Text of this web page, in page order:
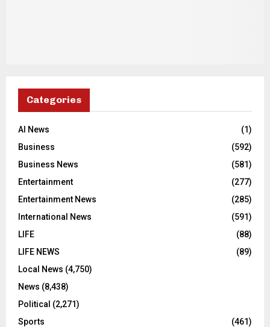
Categories
AI News
(1)
Business
(592)
Business News
(581)
Entertainment
(277)
Entertainment News
(285)
International News
(591)
LIFE
(88)
LIFE NEWS
(89)
Local News (4,750)
News (8,438)
Political (2,271)
Sports
(461)